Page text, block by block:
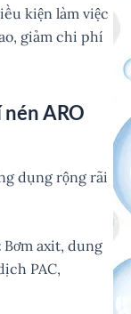
kiện làm việc
giảm chi phí
ARO
dụng rộng rãi
Bơm axit, dung
PAC,